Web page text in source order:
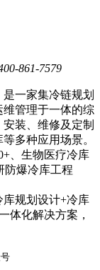
861-7579
一家集冷链规划
管理于一体的综
装、维修及定制
多种应用场景。
、生物医疗冷库
防爆冷库工程
库规划设计+冷库
体化解决方案，